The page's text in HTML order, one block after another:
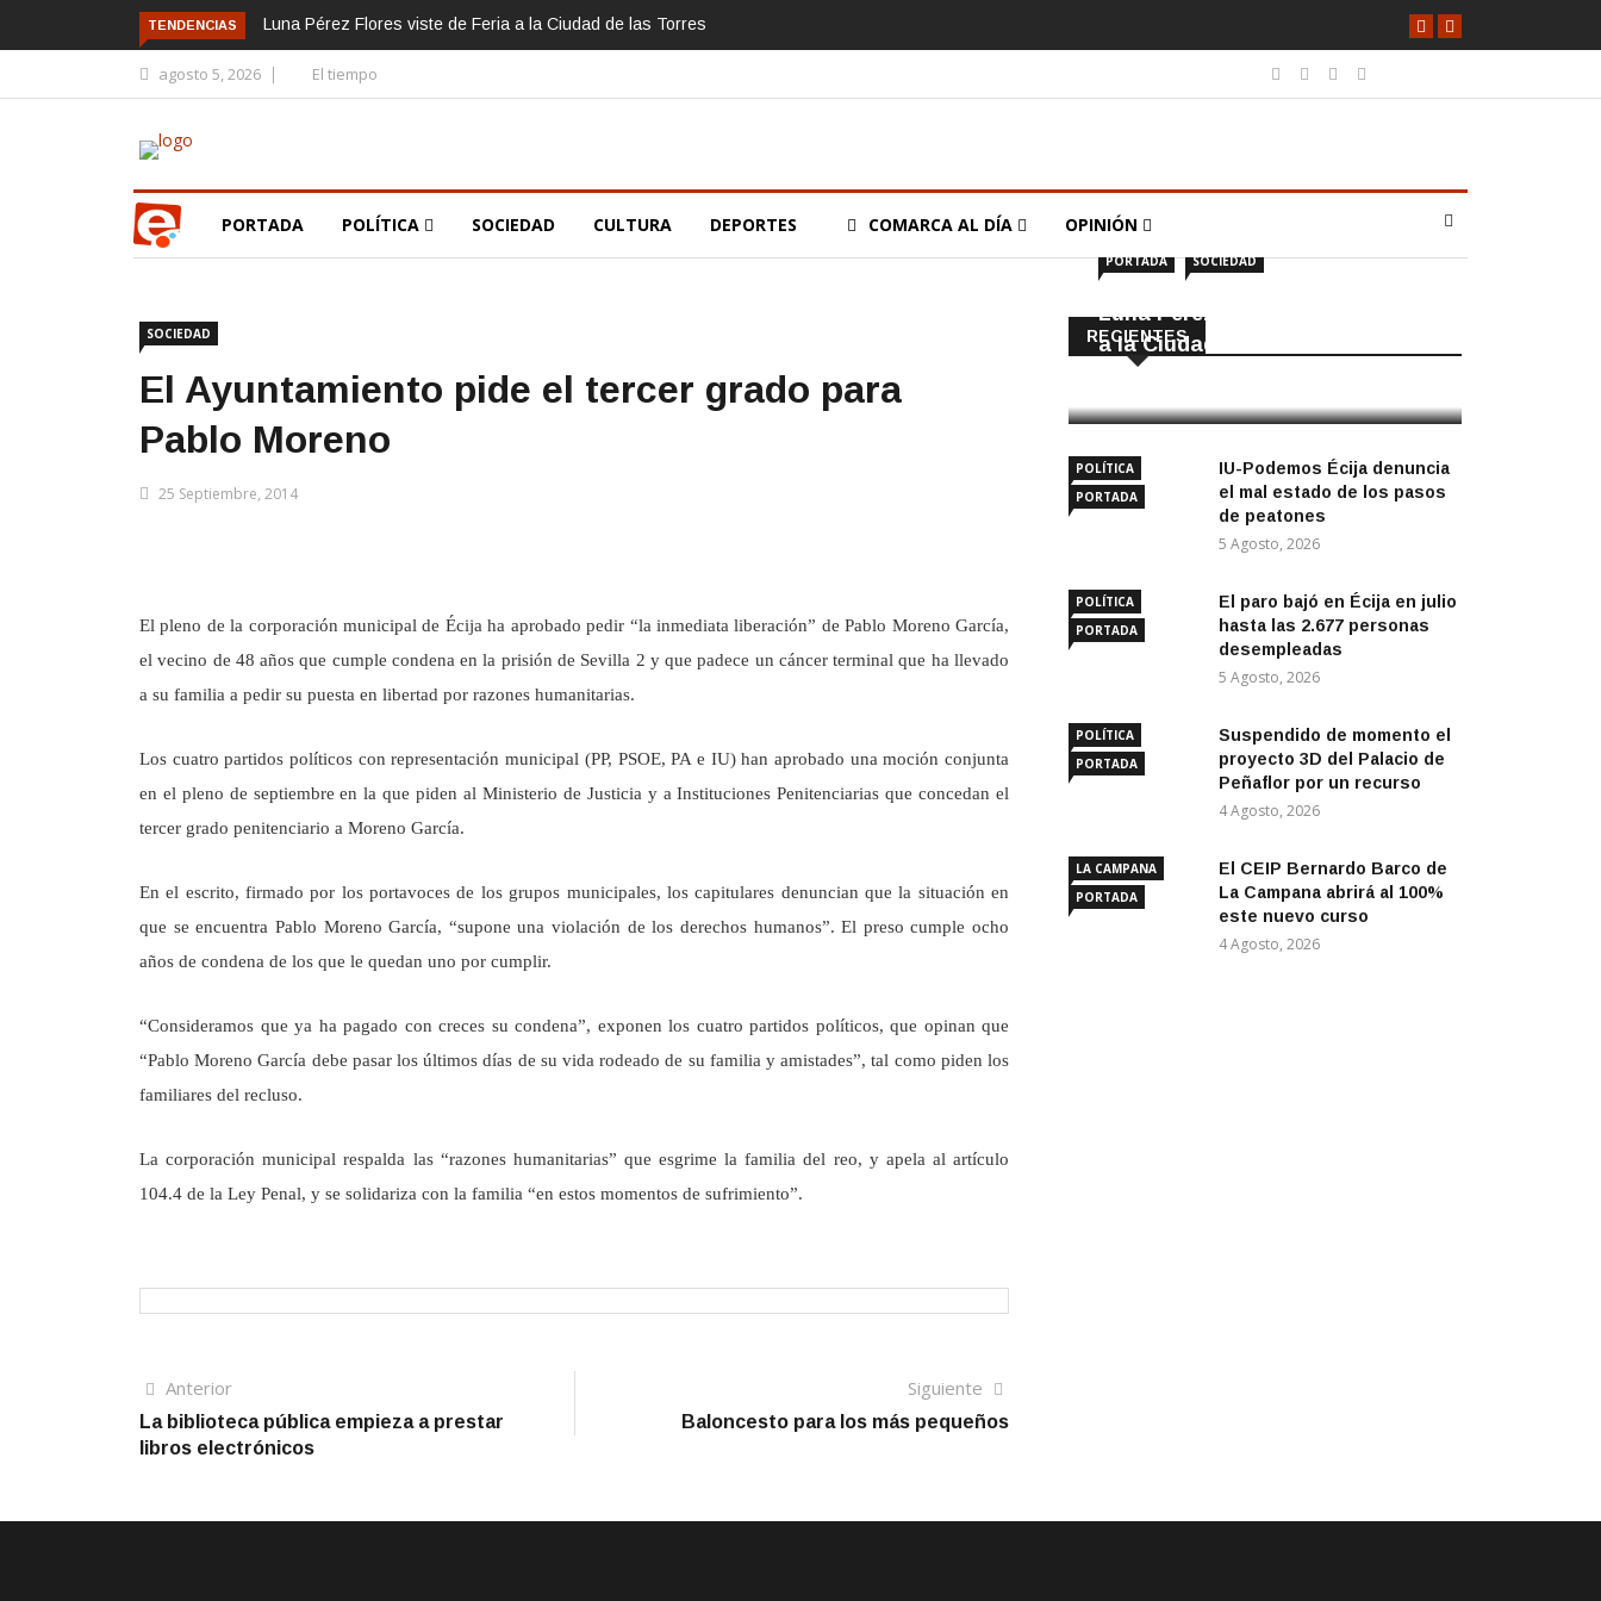
TENDENCIAS Luna Pérez Flores viste de Feria a la Ciudad de las Torres
agosto 5, 2026 El tiempo
PORTADA POLÍTICA SOCIEDAD CULTURA DEPORTES COMARCA AL DÍA OPINIÓN
SOCIEDAD
El Ayuntamiento pide el tercer grado para
Pablo Moreno
25 Septiembre, 2014
El pleno de la corporación municipal de Écija ha aprobado pedir “la inmediata liberación” de Pablo Moreno García,
el vecino de 48 años que cumple condena en la prisión de Sevilla 2 y que padece un cáncer terminal que ha llevado
a su familia a pedir su puesta en libertad por razones humanitarias.
Los cuatro partidos políticos con representación municipal (PP, PSOE, PA e IU) han aprobado una moción conjunta
en el pleno de septiembre en la que piden al Ministerio de Justicia y a Instituciones Penitenciarias que concedan el
tercer grado penitenciario a Moreno García.
En el escrito, firmado por los portavoces de los grupos municipales, los capitulares denuncian que la situación en
que se encuentra Pablo Moreno García, “supone una violación de los derechos humanos”. El preso cumple ocho
años de condena de los que le quedan uno por cumplir.
“Consideramos que ya ha pagado con creces su condena”, exponen los cuatro partidos políticos, que opinan que
“Pablo Moreno García debe pasar los últimos días de su vida rodeado de su familia y amistades”, tal como piden los
familiares del recluso.
La corporación municipal respalda las “razones humanitarias” que esgrime la familia del reo, y apela al artículo
104.4 de la Ley Penal, y se solidariza con la familia “en estos momentos de sufrimiento”.
Navegación
de
AnteriorArtículo
anterior
La biblioteca pública empieza a prestar
libros electrónicos
Siguiente
artículo
Baloncesto para los más pequeños
RECIENTES
PORTADA SOCIEDAD
Luna Pérez Flores viste de Feria
a la Ciudad de las Torres
POLÍTICA
PORTADA
IU-Podemos Écija denuncia
el mal estado de los pasos
de peatones
5 Agosto, 2026
POLÍTICA
PORTADA
El paro bajó en Écija en julio
hasta las 2.677 personas
desempleadas
5 Agosto, 2026
POLÍTICA
PORTADA
Suspendido de momento el
proyecto 3D del Palacio de
Peñaflor por un recurso
4 Agosto, 2026
LA CAMPANA
PORTADA
El CEIP Bernardo Barco de
La Campana abrirá al 100%
este nuevo curso
4 Agosto, 2026